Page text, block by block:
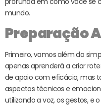
mundo.
Preparação
Primeiro, vamos além da
apenas aprenderá a criar
de apoio com eficácia, mas
aspectos técnicos e
utilizando a voz, os gestos,